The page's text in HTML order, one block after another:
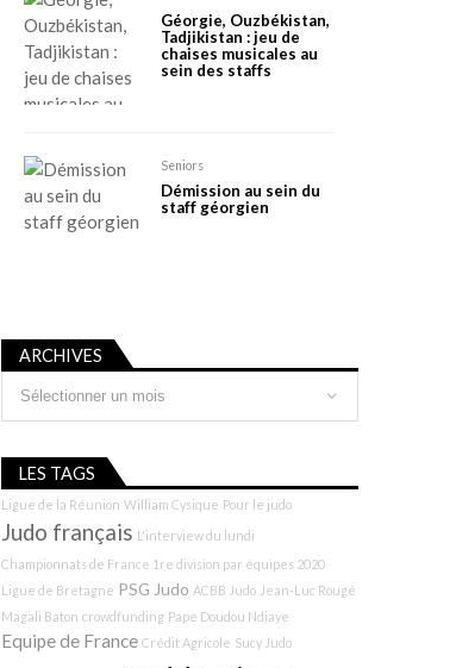
Géorgie, Ouzbékistan,
Tadjikistan : jeu de
chaises musicales au
sein des staffs
Seniors
Démission au sein du
staff géorgien
ARCHIVES
LES TAGS
Ligue de la Réunion William Cysique Pour le judo
Judo français L'interview du lundi
Championnats de France 1re division par équipes 2020
Ligue de Bretagne PSG Judo ACBB Judo Jean-Luc Rougé
Magali Baton crowdfunding Pape Doudou Ndiaye
Equipe de France Crédit Agricole Sucy Judo